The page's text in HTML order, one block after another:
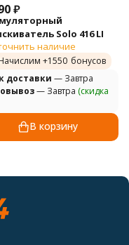
₽
Solo 416 LI
наличие
+1550 бонусов
доставки — Завтра
— Завтра (скидка
В корзину